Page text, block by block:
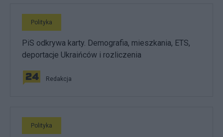
Polityka
PiS odkrywa karty. Demografia, mieszkania, ETS,
deportacje Ukraińców i rozliczenia
Redakcja
Polityka